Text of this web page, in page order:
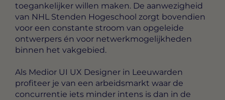
toegankelijker willen maken. De aanwezigheid
van NHL Stenden Hogeschool zorgt bovendien
voor een constante stroom van opgeleide
ontwerpers én voor netwerkmogelijkheden
binnen het vakgebied.
Als Medior UI UX Designer in Leeuwarden
profiteer je van een arbeidsmarkt waar de
concurrentie iets minder intens is dan in de